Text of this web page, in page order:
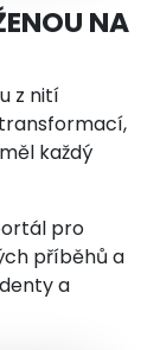
NA
z nití
každý
pro
příběhů a
a